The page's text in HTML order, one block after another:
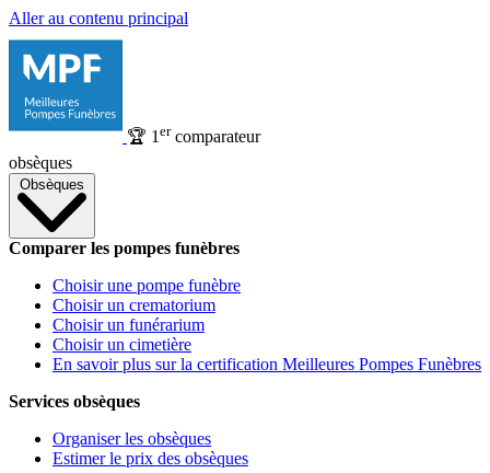
Aller au contenu principal
🏆 1 ercomparateur
obsèques
Obsèques
Comparer les pompes funèbres
Choisir une pompe funèbre
Choisir un crematorium
Choisir un funérarium
Choisir un cimetière
En savoir plus sur la certification Meilleures Pompes Funèbres
Services obsèques
Organiser les obsèques
Estimer le prix des obsèques